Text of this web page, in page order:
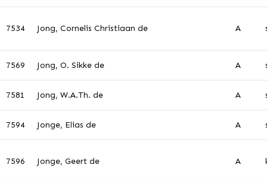
7534 Jong, Cornelis Christiaan de A
7569 Jong, O. Sikke de A
7581 Jong, W.A.Th. de A
7594 Jonge, Elias de A
7596 Jonge, Geert de A